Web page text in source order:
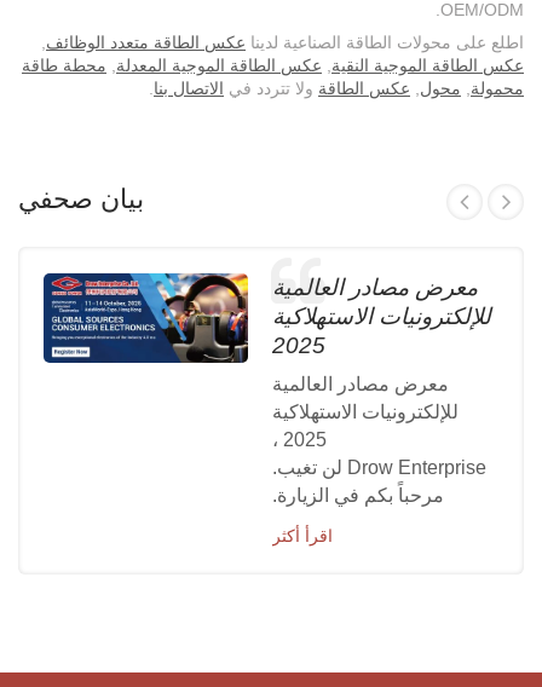
OEM/ODM.
اطلع على محولات الطاقة الصناعية لدينا عكس الطاقة متعدد الوظائف,
عكس الطاقة الموجية النقية, عكس الطاقة الموجية المعدلة, محطة طاقة
محمولة, محول, عكس الطاقة ولا تتردد في الاتصال بنا.
بيان صحفي
معرض مصادر العالمية
للإلكترونيات الاستهلاكية
2025
معرض مصادر العالمية
للإلكترونيات الاستهلاكية
2025 ،
Drow Enterprise لن تغيب.
مرحباً بكم في الزيارة.
اقرأ أكثر